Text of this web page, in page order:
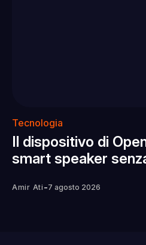
Tecnologia
Il dispositivo di
smart speaker
Amir Ati -7 agosto 2026